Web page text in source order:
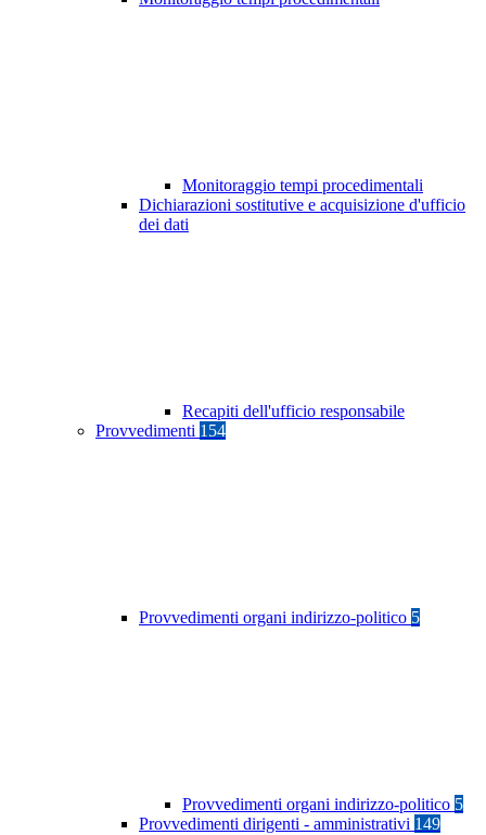
Monitoraggio tempi procedimentali
Dichiarazioni sostitutive e acquisizione d'ufficio
dei dati
Recapiti dell'ufficio responsabile
Provvedimenti 154
Provvedimenti organi indirizzo-politico 5
Provvedimenti organi indirizzo-politico 5
Provvedimenti dirigenti - amministrativi 149